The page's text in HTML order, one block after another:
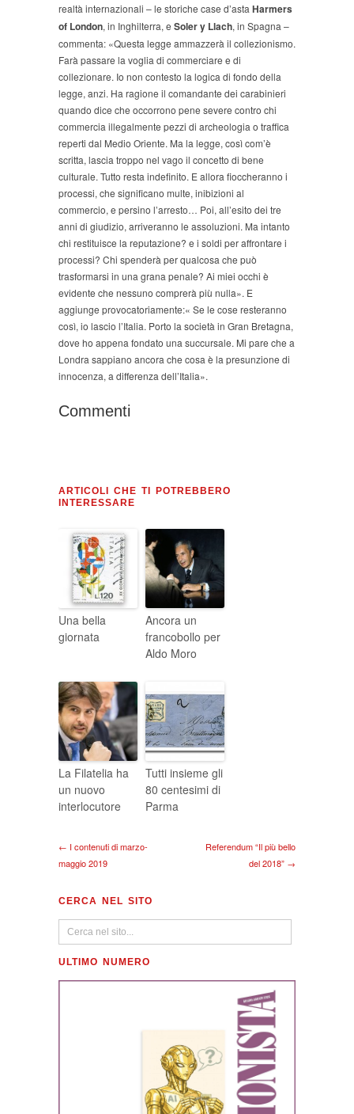
realtà internazionali – le storiche case d’asta Harmers
of London, in Inghilterra, e Soler y Llach, in Spagna –
commenta: «Questa legge ammazzerà il collezionismo.
Farà passare la voglia di commerciare e di
collezionare. Io non contesto la logica di fondo della
legge, anzi. Ha ragione il comandante dei carabinieri
quando dice che occorrono pene severe contro chi
commercia illegalmente pezzi di archeologia o traffica
reperti dal Medio Oriente. Ma la legge, così com’è
scritta, lascia troppo nel vago il concetto di bene
culturale. Tutto resta indefinito. E allora fioccheranno i
processi, che significano multe, inibizioni al
commercio, e persino l’arresto… Poi, all’esito dei tre
anni di giudizio, arriveranno le assoluzioni. Ma intanto
chi restituisce la reputazione? e i soldi per affrontare i
processi? Chi spenderà per qualcosa che può
trasformarsi in una grana penale? Ai miei occhi è
evidente che nessuno comprerà più nulla». E
aggiunge provocatoriamente:« Se le cose resteranno
così, io lascio l’Italia. Porto la società in Gran Bretagna,
dove ho appena fondato una succursale. Mi pare che a
Londra sappiano ancora che cosa è la presunzione di
innocenza, a differenza dell’Italia».
Commenti
ARTICOLI CHE TI POTREBBERO
INTERESSARE
Una bella
giornata
Ancora un
francobollo per
Aldo Moro
La Filatelia ha
un nuovo
interlocutore
Tutti insieme gli
80 centesimi di
Parma
← I contenuti di marzo-
maggio 2019
Referendum “Il più bello
del 2018” →
CERCA NEL SITO
ULTIMO NUMERO